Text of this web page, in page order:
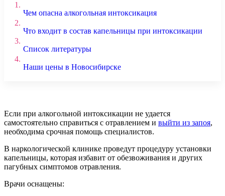
1.
Чем опасна алкогольная интоксикация
2.
Что входит в состав капельницы при интоксикации
3.
Список литературы
4.
Наши цены в Новосибирске
Если при алкогольной интоксикации не удается
самостоятельно справиться с отравлением и выйти из запоя,
необходима срочная помощь специалистов.
В наркологической клинике проведут процедуру установки
капельницы, которая избавит от обезвоживания и других
пагубных симптомов отравления.
Врачи оснащены: